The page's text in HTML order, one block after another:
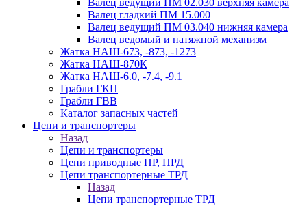
Валец ведущий ПМ 02.030 верхняя камера
Валец гладкий ПМ 15.000
Валец ведущий ПМ 03.040 нижняя камера
Валец ведомый и натяжной механизм
Жатка НАШ-673, -873, -1273
Жатка НАШ-870К
Жатка НАШ-6.0, -7.4, -9.1
Грабли ГКП
Грабли ГВВ
Каталог запасных частей
Цепи и транспортеры
Назад
Цепи и транспортеры
Цепи приводные ПР, ПРД
Цепи транспортерные ТРД
Назад
Цепи транспортерные ТРД